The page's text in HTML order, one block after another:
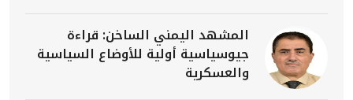
المشهد اليمني الساخن: قراءة
جيوسياسية أولية للأوضاع السياسية
والعسكرية